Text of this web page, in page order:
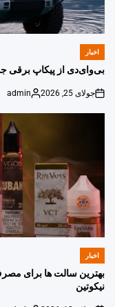
POSTED
اخبار
بی‌وای‌دی از پیکاپ برقی
on
جولای 25, 2026
Posted
admin
POSTED
اخبار
بهترین سالت ها برای
نیکوتین